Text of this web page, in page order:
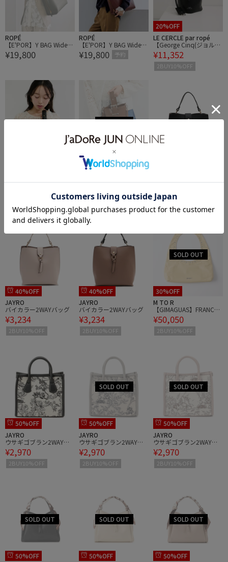
ROPÉ
【E'POR】Y BAG Wide/A
4対応・通勤・26AW
¥19,800
ROPÉ
【E'POR】Y BAG Wide/A
4対応・通勤・26AW
¥19,800 予約
20%OFF
LE CERCLE par ropé
【George Cinq(ジョルジ
ュサンク)】BELED BACK
ET BAG（S）/WEB限定
¥11,352
2BUY10%OFF
ュサンク)】BELED BACK
ET BAG（S）/WEB限定
¥11,352
20%OFF
LE CERCLE par ropé
ュサンク)】BELED BACK
ET BAG（S）/WEB限定
¥11,352
2BUY10%OFF
¥3,234
2BUY10%OFF
40%OFF
JAYRO
バイカラー2WAYバッグ
¥3,234
2BUY10%OFF
40%OFF
JAYRO
バイカラー2WAYバッグ
¥3,234
2BUY10%OFF
30%OFF
M TO R
【GIMAGUAS】FRANCA
BAG
¥50,050
2BUY10%OFF
50%OFF
JAYRO
ウサギゴブラン2WAYシ
ョルダーバッグ
¥2,970
2BUY10%OFF
50%OFF
JAYRO
ウサギゴブラン2WAYシ
ョルダーバッグ
¥2,970
2BUY10%OFF
50%OFF
JAYRO
ウサギゴブラン2WAYシ
ョルダーバッグ
¥2,970
2BUY10%OFF
50%OFF
50%OFF
50%OFF